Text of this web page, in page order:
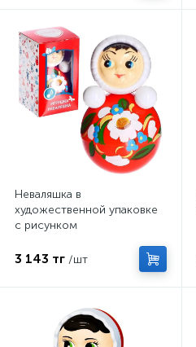
Неваляшка в
художественной упаковке
с рисунком
3 143 тг /шт